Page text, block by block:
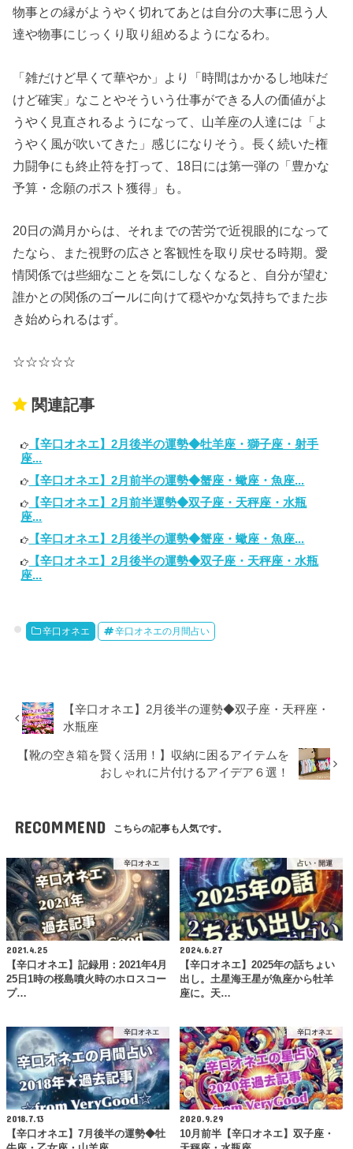
物事との縁がようやく切れてあとは自分の大事に思う人
達や物事にじっくり取り組めるようになるわ。
「雑だけど早くて華やか」より「時間はかかるし地味だ
けど確実」なことやそういう仕事ができる人の価値がよ
うやく見直されるようになって、山羊座の人達には「よ
うやく風が吹いてきた」感じになりそう。長く続いた権
力闘争にも終止符を打って、18日には第一弾の「豊かな
予算・念願のポスト獲得」も。
20日の満月からは、それまでの苦労で近視眼的になって
たなら、また視野の広さと客観性を取り戻せる時期。愛
情関係では些細なことを気にしなくなると、自分が望む
誰かとの関係のゴールに向けて穏やかな気持ちでまた歩
き始められるはず。
☆☆☆☆☆
関連記事
【辛口オネエ】2月後半の運勢◆牡羊座・獅子座・射手
座...
【辛口オネエ】2月前半の運勢◆蟹座・蠍座・魚座...
【辛口オネエ】2月前半運勢◆双子座・天秤座・水瓶
座...
【辛口オネエ】2月後半の運勢◆蟹座・蠍座・魚座...
【辛口オネエ】2月後半の運勢◆双子座・天秤座・水瓶
座...
辛口オネエ 辛口オネエの月間占い
【辛口オネエ】2月後半の運勢◆双子座・天秤座・
水瓶座
【靴の空き箱を賢く活用！】収納に困るアイテムを
おしゃれに片付けるアイデア６選！
RECOMMEND こちらの記事も人気です。
辛口オネエ
2021.4.25
【辛口オネエ】記録用：2021年4月
25日1時の桜島噴火時のホロスコー
プ…
占い・開運
2024.6.27
【辛口オネエ】2025年の話ちょい
出し。土星海王星が魚座から牡羊
座に。天…
辛口オネエ
2018.7.13
【辛口オネエ】7月後半の運勢◆牡
辛口オネエ
2020.9.29
10月前半【辛口オネエ】双子座・